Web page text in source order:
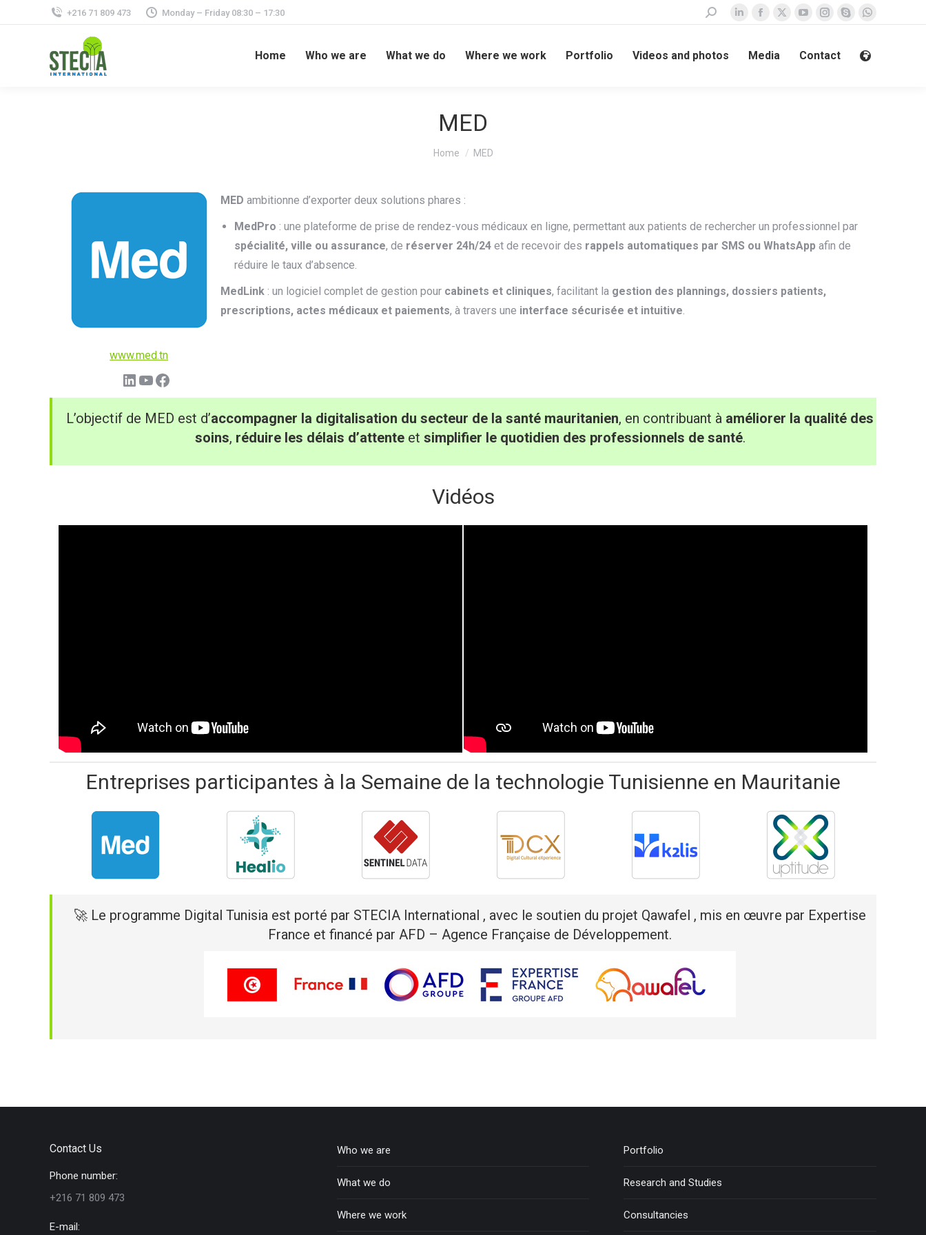
+216 71 809 473 Monday – Friday 08:30 – 17:30 Search:
Linkedin
opens
Facebook
opens
X
opens
YouTube
opens
Instagram
opens
Skype
opens
Whatsapp
opens
Home Who we are What we do Where we work Portfolio Videos and photos Media Contact
MED
You are here:
Home MED
www.med.tn
LinkedIn YouTube Facebook
MED ambitionne d’exporter deux solutions phares :
MedPro : une plateforme de prise de rendez-vous médicaux en ligne, permettant aux patients de rechercher un professionnel par
spécialité, ville ou assurance, de réserver 24h/24 et de recevoir des rappels automatiques par SMS ou WhatsApp afin de
réduire le taux d’absence.
MedLink : un logiciel complet de gestion pour cabinets et cliniques, facilitant la gestion des plannings, dossiers patients,
prescriptions, actes médicaux et paiements, à travers une interface sécurisée et intuitive.
L’objectif de MED est d’accompagner la digitalisation du secteur de la santé mauritanien, en contribuant à améliorer la qualité des
soins, réduire les délais d’attenteet simplifier le quotidien des professionnels de santé.
Vidéos
Entreprises participantes à la Semaine de la technologie Tunisienne en Mauritanie
🚀 Le programme Digital Tunisia est porté par STECIA International , avec le soutien du projet Qawafel , mis en œuvre par Expertise
France et financé par AFD – Agence Française de Développement.
Contact Us
Phone number:
+216 71 809 473
E-mail:
Who we are
What we do
Where we work
Portfolio
Research and Studies
Consultancies